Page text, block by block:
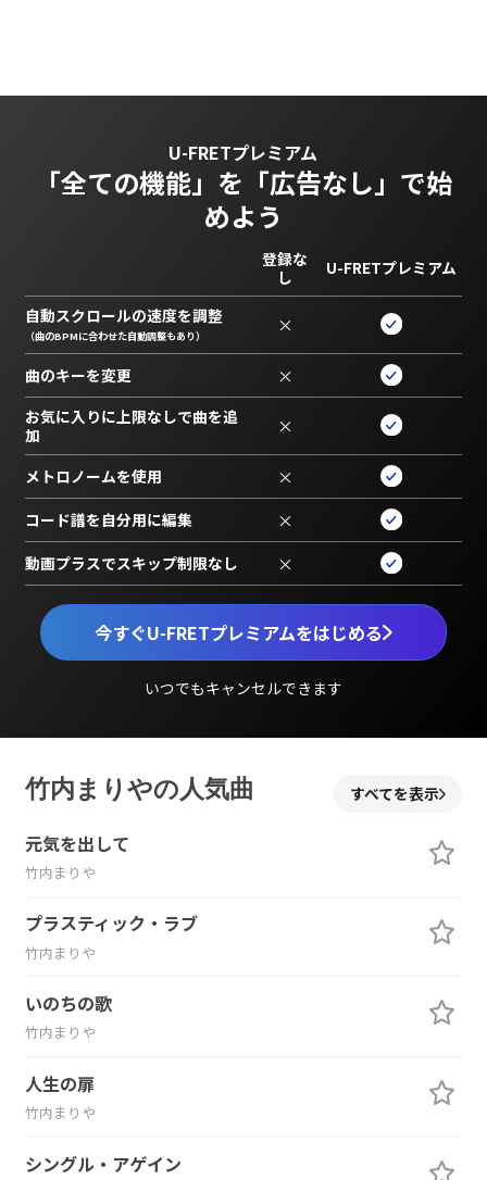
U-FRETプレミアム
「全ての機能」を 「広告なし」で始
めよう
今すぐU-FRETプレミアムをはじめる
いつでもキャンセルできます
登録な
し
U-FRETプレミアム
自動スクロールの速度を調整
（曲のBPMに合わせた自動調整もあり） ×
曲のキーを変更 ×
お気に入りに上限なしで曲を追
加
×
メトロノームを使用 ×
コード譜を自分用に編集 ×
動画プラスでスキップ制限なし ×
竹内まりやの人気曲 すべてを表示
元気を出して
竹内まりや
プラスティック・ラブ
竹内まりや
いのちの歌
竹内まりや
人生の扉
竹内まりや
シングル・アゲイン